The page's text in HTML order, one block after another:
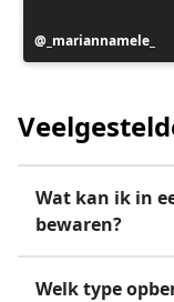
Bericht
gepubliceerd
_mariannamele_
Wat kan ik in
bewaren?
Welk type